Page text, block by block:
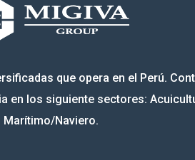
que opera en el Perú.
en los siguiente sectores:
Marítimo/Naviero.